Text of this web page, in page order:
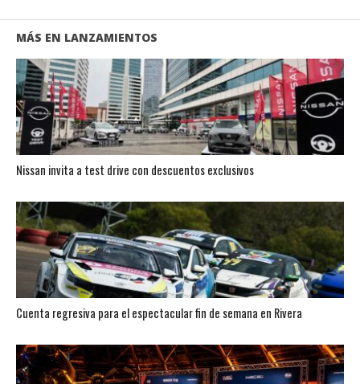
MÁS EN LANZAMIENTOS
Nissan invita a test drive con descuentos exclusivos
Cuenta regresiva para el espectacular fin de semana en Rivera